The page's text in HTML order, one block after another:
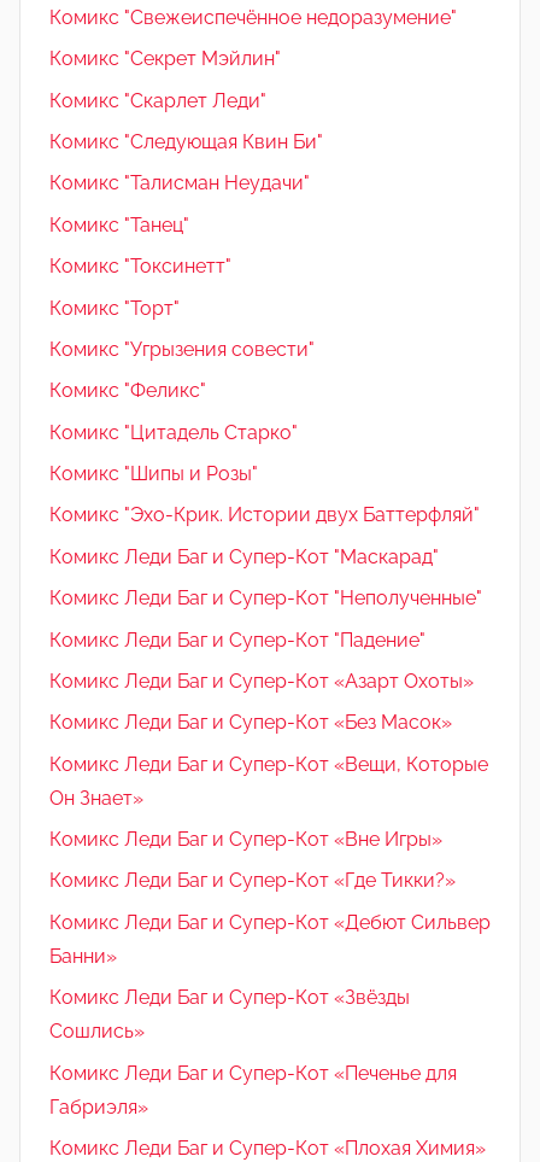
Комикс "Свежеиспечённое недоразумение"
Комикс "Секрет Мэйлин"
Комикс "Скарлет Леди"
Комикс "Следующая Квин Би"
Комикс "Талисман Неудачи"
Комикс "Танец"
Комикс "Токсинетт"
Комикс "Торт"
Комикс "Угрызения совести"
Комикс "Феликс"
Комикс "Цитадель Старко"
Комикс "Шипы и Розы"
Комикс "Эхо-Крик. Истории двух Баттерфляй"
Комикс Леди Баг и Супер-Кот "Маскарад"
Комикс Леди Баг и Супер-Кот "Неполученные"
Комикс Леди Баг и Супер-Кот "Падение"
Комикс Леди Баг и Супер-Кот «Азарт Охоты»
Комикс Леди Баг и Супер-Кот «Без Масок»
Комикс Леди Баг и Супер-Кот «Вещи, Которые
Он Знает»
Комикс Леди Баг и Супер-Кот «Вне Игры»
Комикс Леди Баг и Супер-Кот «Где Тикки?»
Комикс Леди Баг и Супер-Кот «Дебют Сильвер
Банни»
Комикс Леди Баг и Супер-Кот «Звёзды
Сошлись»
Комикс Леди Баг и Супер-Кот «Печенье для
Габриэля»
Комикс Леди Баг и Супер-Кот «Плохая Химия»